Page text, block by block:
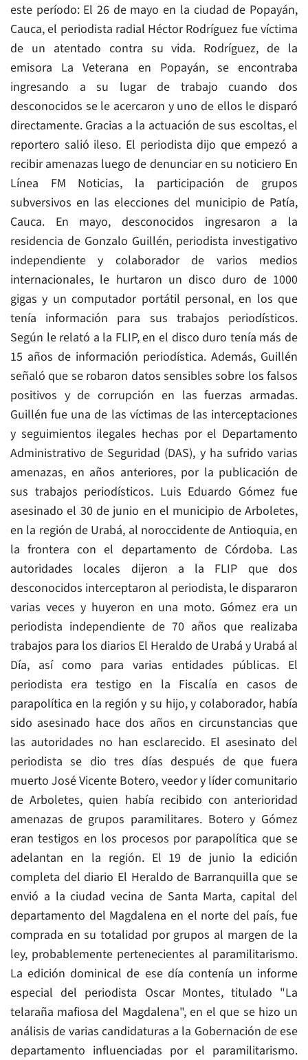
este período: El 26 de mayo en la ciudad de Popayán,
Cauca, el periodista radial Héctor Rodríguez fue víctima
de un atentado contra su vida. Rodríguez, de la
emisora La Veterana en Popayán, se encontraba
ingresando a su lugar de trabajo cuando dos
desconocidos se le acercaron y uno de ellos le disparó
directamente. Gracias a la actuación de sus escoltas, el
reportero salió ileso. El periodista dijo que empezó a
recibir amenazas luego de denunciar en su noticiero En
Línea FM Noticias, la participación de grupos
subversivos en las elecciones del municipio de Patía,
Cauca. En mayo, desconocidos ingresaron a la
residencia de Gonzalo Guillén, periodista investigativo
independiente y colaborador de varios medios
internacionales, le hurtaron un disco duro de 1000
gigas y un computador portátil personal, en los que
tenía información para sus trabajos periodísticos.
Según le relató a la FLIP, en el disco duro tenía más de
15 años de información periodística. Además, Guillén
señaló que se robaron datos sensibles sobre los falsos
positivos y de corrupción en las fuerzas armadas.
Guillén fue una de las víctimas de las interceptaciones
y seguimientos ilegales hechas por el Departamento
Administrativo de Seguridad (DAS), y ha sufrido varias
amenazas, en años anteriores, por la publicación de
sus trabajos periodísticos. Luis Eduardo Gómez fue
asesinado el 30 de junio en el municipio de Arboletes,
en la región de Urabá, al noroccidente de Antioquia, en
la frontera con el departamento de Córdoba. Las
autoridades locales dijeron a la FLIP que dos
desconocidos interceptaron al periodista, le dispararon
varias veces y huyeron en una moto. Gómez era un
periodista independiente de 70 años que realizaba
trabajos para los diarios El Heraldo de Urabá y Urabá al
Día, así como para varias entidades públicas. El
periodista era testigo en la Fiscalía en casos de
parapolítica en la región y su hijo, y colaborador, había
sido asesinado hace dos años en circunstancias que
las autoridades no han esclarecido. El asesinato del
periodista se dio tres días después de que fuera
muerto José Vicente Botero, veedor y líder comunitario
de Arboletes, quien había recibido con anterioridad
amenazas de grupos paramilitares. Botero y Gómez
eran testigos en los procesos por parapolítica que se
adelantan en la región. El 19 de junio la edición
completa del diario El Heraldo de Barranquilla que se
envió a la ciudad vecina de Santa Marta, capital del
departamento del Magdalena en el norte del país, fue
comprada en su totalidad por grupos al margen de la
ley, probablemente pertenecientes al paramilitarismo.
La edición dominical de ese día contenía un informe
especial del periodista Oscar Montes, titulado "La
telaraña mafiosa del Magdalena", en el que se hizo un
análisis de varias candidaturas a la Gobernación de ese
departamento influenciadas por el paramilitarismo.